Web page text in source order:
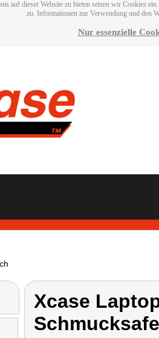
auf dieser Website zu bieten setzen wir Cookies
zu. Informationen zur Verwendung und den
Nur essenzielle
Xcase